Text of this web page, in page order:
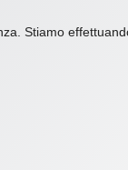
Stiamo